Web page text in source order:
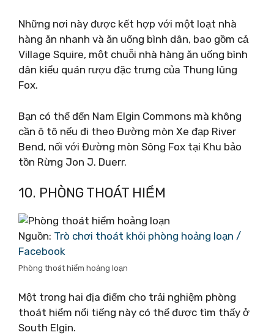
Những nơi này được kết hợp với một loạt nhà
hàng ăn nhanh và ăn uống bình dân, bao gồm cả
Village Squire, một chuỗi nhà hàng ăn uống bình
dân kiểu quán rượu đặc trưng của Thung lũng
Fox.
Bạn có thể đến Nam Elgin Commons mà không
cần ô tô nếu đi theo Đường mòn Xe đạp River
Bend, nối với Đường mòn Sông Fox tại Khu bảo
tồn Rừng Jon J. Duerr.
10. PHÒNG THOÁT HIỂM
Nguồn: Trò chơi thoát khỏi phòng hoảng loạn /
Facebook
Phòng thoát hiểm hoảng loạn
Một trong hai địa điểm cho trải nghiệm phòng
thoát hiểm nổi tiếng này có thể được tìm thấy ở
South Elgin.